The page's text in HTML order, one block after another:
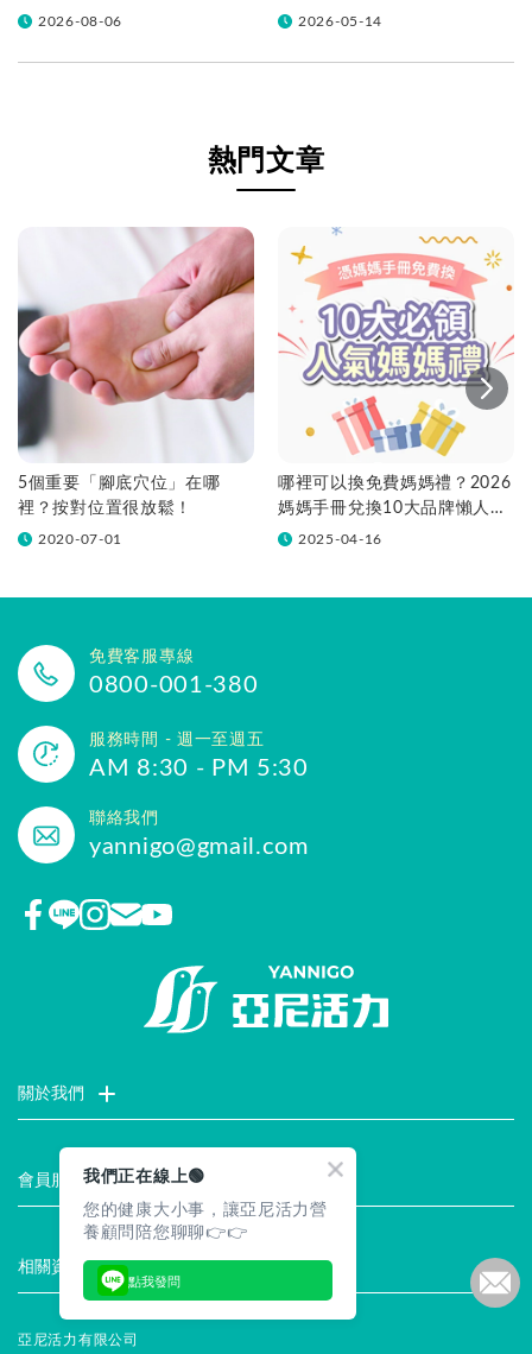
挑！帶你一次看
2026-08-06 2026-05-14
熱門文章
5個重要「腳底穴位」在哪
裡？按對位置很放鬆！
2020-07-01
哪裡可以換免費媽媽禮？2026
媽媽手冊兌換10大品牌懶人包
一次看！
2025-04-16
免費客服專線
0800-001-380
服務時間 - 週一至週五
AM 8:30 - PM 5:30
聯絡我們
yannigo@gmail.com
關於我們
會員服務
最新消息 註冊會員
試用索取 服務說明
相關資訊
常見問題 隱私權聲明
企業徵才 安全保證
合作提案
亞尼活力有限公司
我們正在線上🟢
您的健康大小事，讓亞尼活力營
養顧問陪您聊聊👉👉
點我發問